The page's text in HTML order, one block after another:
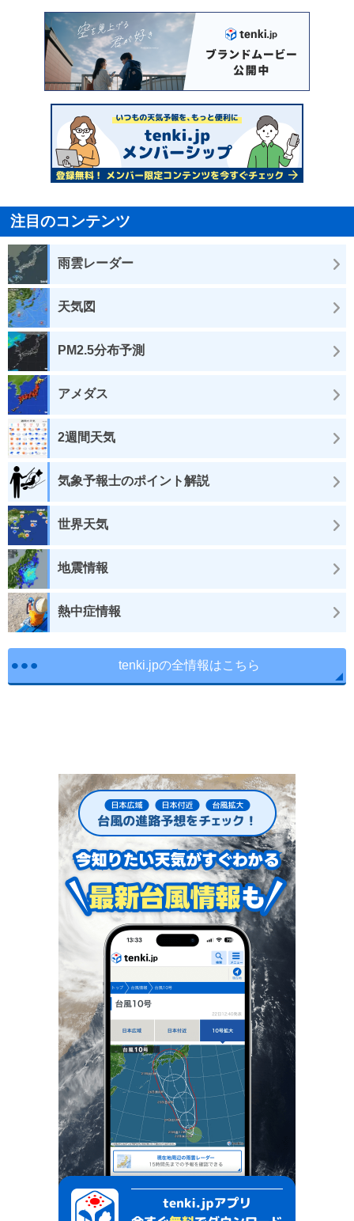
注目のコンテンツ
雨雲レーダー
天気図
PM2.5分布予測
アメダス
2週間天気
気象予報士のポイント解説
世界天気
地震情報
熱中症情報
tenki.jpの全情報はこちら